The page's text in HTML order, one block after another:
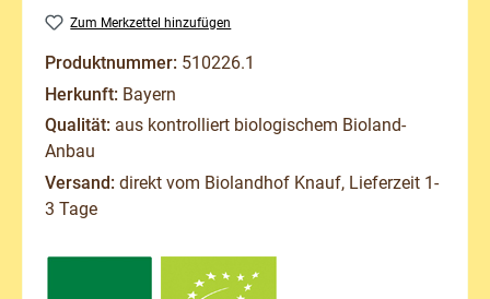
Zum Merkzettel hinzufügen
Produktnummer: 510226.1
Herkunft: Bayern
Qualität: aus kontrolliert biologischem Bioland-
Anbau
Versand: direkt vom Biolandhof Knauf, Lieferzeit 1-
3 Tage